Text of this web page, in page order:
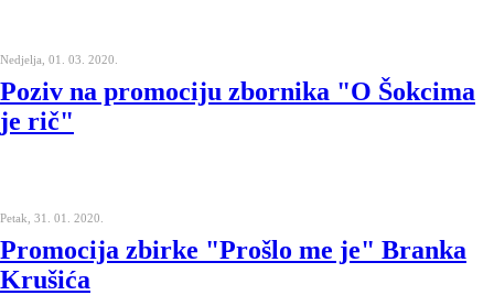
Nedjelja, 01. 03. 2020.
Poziv na promociju zbornika "O Šokcima
je rič"
Petak, 31. 01. 2020.
Promocija zbirke "Prošlo me je" Branka
Krušića